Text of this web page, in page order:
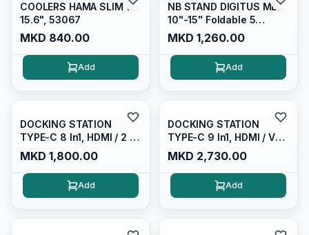
COOLERS HAMA SLIM 13-
15.6", 53067
MKD 840.00
Add
NB STAND DIGITUS MLS
10"-15" Foldable 5
Levels, DA-90368
MKD 1,260.00
Add
DOCKING STATION
TYPE-C 8 In1, HDMI / 2 X
USB 3.0 /type-c/ Type-c
(100W) / Ethernet Port/
SD/TF CARD READER
MKD 1,800.00
Add
DOCKING STATION
TYPE-C 9 In1, HDMI / VGA
/ 3 X USB 3.1 Gen 1 /
1xtype-c (PD 100W)/
GBLanRJ45 / Microsd/sd
Reader/ 3.5mm/ GRAY/
MKD 2,730.00
Add